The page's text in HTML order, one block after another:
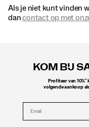
Als je niet kunt vinden
dancontact op met
KOM BIJ
Profiteer van 10%*
volgende aankoop